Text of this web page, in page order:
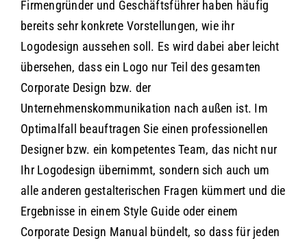
Firmengründer und Geschäftsführer haben häufig
bereits sehr konkrete Vorstellungen, wie ihr
Logodesign aussehen soll. Es wird dabei aber leicht
übersehen, dass ein Logo nur Teil des gesamten
Corporate Design bzw. der
Unternehmenskommunikation nach außen ist. Im
Optimalfall beauftragen Sie einen professionellen
Designer bzw. ein kompetentes Team, das nicht nur
Ihr Logodesign übernimmt, sondern sich auch um
alle anderen gestalterischen Fragen kümmert und die
Ergebnisse in einem Style Guide oder einem
Corporate Design Manual bündelt, so dass für jeden